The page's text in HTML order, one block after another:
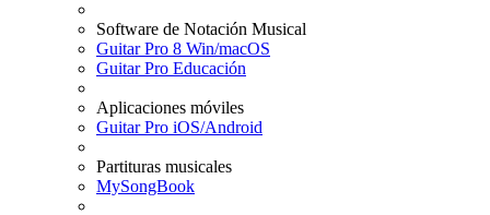
Software de Notación Musical
Guitar Pro 8 Win/macOS
Guitar Pro Educación
Aplicaciones móviles
Guitar Pro iOS/Android
Partituras musicales
MySongBook